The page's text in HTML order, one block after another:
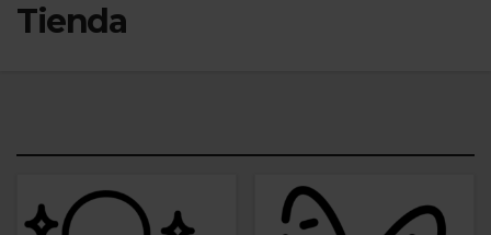
Tienda